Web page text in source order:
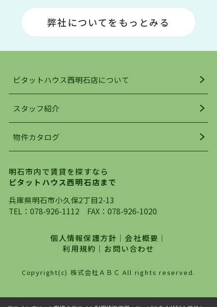
場や釣りスポットが多くあります。JR「大久保
駅」周辺には、ビブレ・イオンをはじめとした買
い物施設も多くあり、買い物にも困りません。
明石駅・西明石駅を中心に、明石市・神戸市西区
でお部屋探している方は、ぜひ当ＨＰにて物件を
お探しになってください。弊社は、スタッフの平
を行っており地域最大級の情報取扱量を誇ってお
ります。店頭で限られた物件をご紹介する、従来
自身でインターネットを利用し、理想のお部屋を
探していただき、選択していただいた物件情報に
対して、専門知識を持ったスタッフがサポートさ
せていただくスタイルを心がけております。私た
は、一度だけでは終わらない、お客様との末長い
お付き合いです。初めての一人暮らしから、就
職・ご結婚・売買物件の購入、などなど一生涯に
わたる、良きアドバイザーとして、地域に密着し
た営業スタイルで様々なお役立ちができればと強
弊社についてをもっとみる
ピタットハウス西明石店について
スタッフ紹介
物件カタログ
明石市内で賃貸を探すなら
ピタットハウス西明石店まで
兵庫県明石市小久保2丁目2-13
TEL： 078-926-1112 FAX：078-926-1020
個人情報保護方針 ｜会社概要 ｜
利用規約 ｜ お問い合わせ
Copyright(c) 株式会社ＡＢＣ All rights reserved.